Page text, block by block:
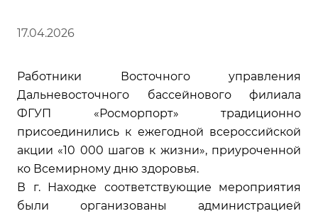
17.04.2026
Работники Восточного управления
Дальневосточного бассейнового филиала
ФГУП «Росморпорт» традиционно
присоединились к ежегодной всероссийской
акции «10 000 шагов к жизни», приуроченной
ко Всемирному дню здоровья.
В г. Находке соответствующие мероприятия
были организованы администрацией